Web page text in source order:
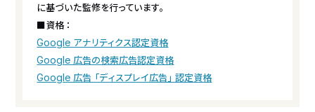
に基づいた監修を行っています。
■資格：
Google アナリティクス認定資格
Google 広告の検索広告認定資格
Google 広告「ディスプレイ広告」認定資格